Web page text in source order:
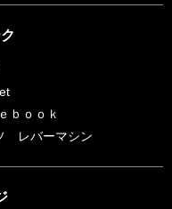
ｂｏｏｋ
レバーマシン